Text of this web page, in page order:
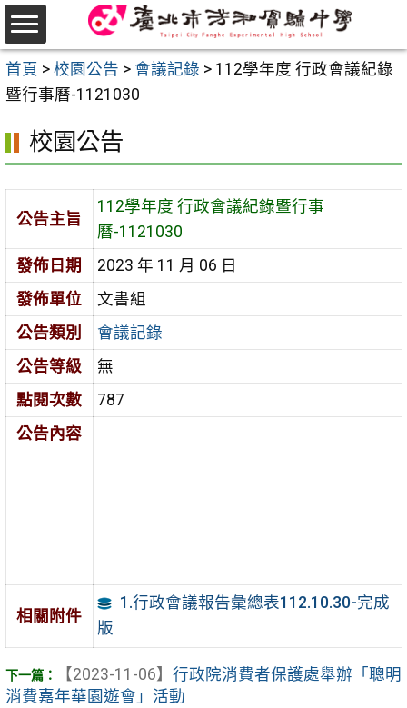
跳
至
主
要
區
首頁 > 校園公告 > 會議記錄 > 112學年度 行政會議紀錄
暨行事曆-1121030
校園公告
公告主旨
112學年度 行政會議紀錄暨行事
曆-1121030
發佈日期
2023 年 11 月 06 日
發佈單位
文書組
公告類別
會議記錄
公告等級
無
點閱次數
787
公告內容
相關附件
1.行政會議報告彙總表112.10.30-完成
版
【2023-11-06】 行政院消費者保護處舉辦「聰明
消費嘉年華園遊會」活動
選
單